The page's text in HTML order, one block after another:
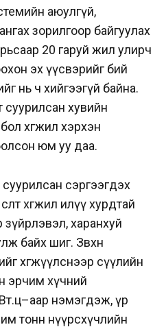
аюулгүй,
зорилгоор байгуулах
20 гаруй жил улирч
эх үүсвэрийг бий
нь ч хийгээгүй байна.
суурилсан хувийн
хөгжил хэрхэн
юм уу даа.
сэргээгдэх
хөгжил илүү хурдтай
харанхуй
байх шиг. Зөвхөн
хөгжүүлснээр сүүлийн
эрчим хүчний
нэмэгдэж, үр
тонн нүүрсхүчлийн